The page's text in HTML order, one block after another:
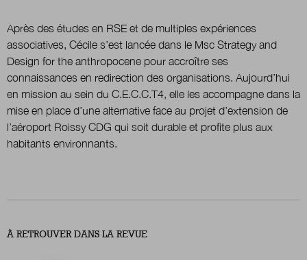
Nous suivre sur Twittersur LinkedIn
sur
Après des études en RSE et de multiples expériences
associatives, Cécile s’est lancée dans le Msc Strategy and
Design for the anthropocene pour accroître ses
connaissances en redirection des organisations. Aujourd’hui
en mission au sein du C.E.C.C.T4, elle les accompagne dans la
mise en place d’une alternative face au projet d’extension de
l’aéroport Roissy CDG qui soit durable et profite plus aux
habitants environnants.
À RETROUVER DANS LA REVUE